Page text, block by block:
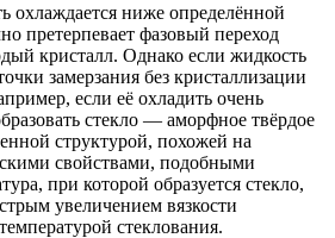
охлаждается ниже определённой
претерпевает фазовый переход
кристалл. Однако если жидкость
замерзания без кристаллизации
если её охладить очень
стекло — аморфное твёрдое
структурой, похожей на
свойствами, подобными
при которой образуется стекло,
увеличением вязкости
стеклования.